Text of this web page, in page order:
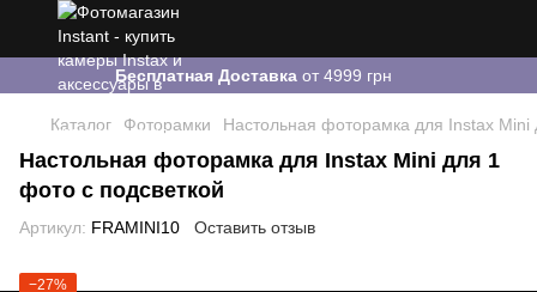
Бесплатная Доставка от 4999 грн
Каталог Фоторамки Настольная фоторамка для Instax Mini
Настольная фоторамка для Instax Mini для 1
фото с подсветкой
Артикул: FRAMINI10 Оставить отзыв
−27%